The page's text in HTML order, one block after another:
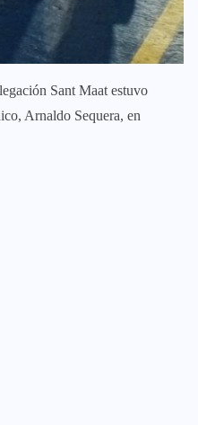
Sant Maat estuvo
Arnaldo Sequera, en